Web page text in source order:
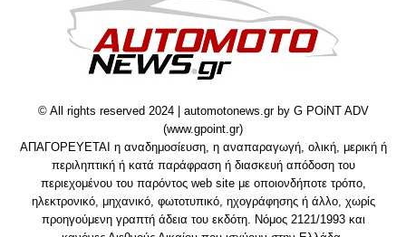
© All rights reserved 2024 | automotonews.gr by G POiNT ADV
(www.gpoint.gr)
ΑΠΑΓΟΡΕΥΕΤΑΙ η αναδημοσίευση, η αναπαραγωγή, ολική, μερική ή
περιληπτική ή κατά παράφραση ή διασκευή απόδοση του
περιεχομένου του παρόντος web site με οποιονδήποτε τρόπο,
ηλεκτρονικό, μηχανικό, φωτοτυπικό, ηχογράφησης ή άλλο, χωρίς
προηγούμενη γραπτή άδεια του εκδότη. Νόμος 2121/1993 και